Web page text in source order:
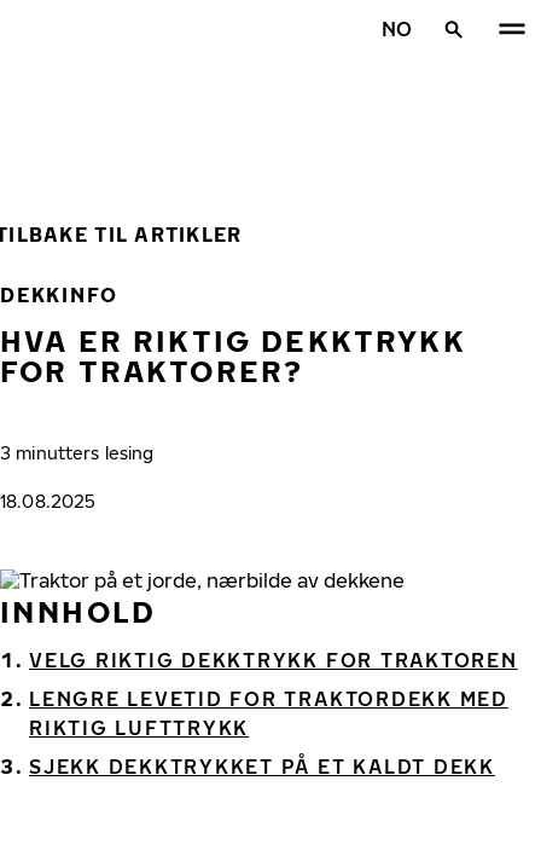
NO
TIL ARTIKLER
DEKKINFO
HVA ER RIKTIG DEKKTRYKK
FOR TRAKTORER?
3 minutters lesing
18.08.2025
INNHOLD
VELG RIKTIG DEKKTRYKK FOR TRAKTOREN
LENGRE LEVETID FOR TRAKTORDEKK MED
RIKTIG LUFTTRYKK
SJEKK DEKKTRYKKET PÅ ET KALDT DEKK